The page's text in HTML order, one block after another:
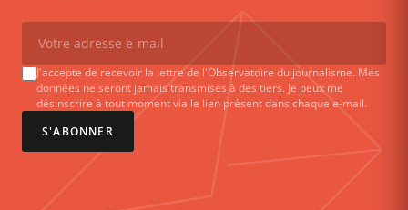
J'accepte de recevoir la lettre de l'Observatoire du journalisme. Mes
données ne seront jamais transmises à des tiers. Je peux me
désinscrire à tout moment via le lien présent dans chaque e-mail.
S'ABONNER